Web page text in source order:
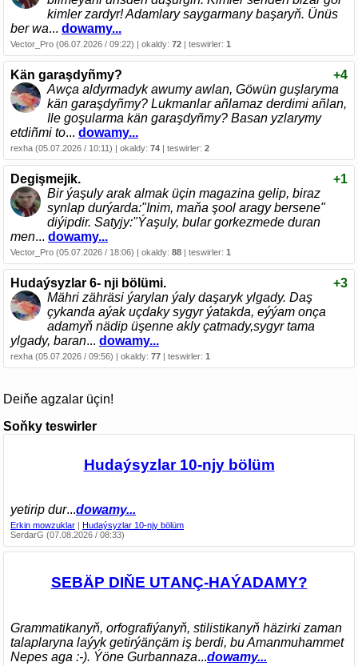
kimler zardyr! Adamlary saygarmany başaryň. Ünüs
ber wa... dowamy...
Vector_Pro (06.07.2026 / 09:22) | okaldy: 72 | teswirler: 1
Kän garaşdyñmy?
+4
Awça aldyrmadyk awumy awlan, Göwün guşlaryma
kän garaşdyñmy? Lukmanlar añlamaz derdimi añlan,
Ile goşularma kän garaşdyñmy? Basan yzlarymy
etdiñmi to... dowamy...
rexha (05.07.2026 / 10:11) | okaldy: 74 | teswirler: 2
Degişmejik.
+1
Bir ýaşuly arak almak üçin magazina gelip, biraz
synlap durýarda:"Inim, maňa şool aragy bersene"
diýipdir. Satyjy:"Ýaşuly, bular gorkezmede duran
men... dowamy...
Vector_Pro (05.07.2026 / 18:06) | okaldy: 88 | teswirler: 1
Hudaýsyzlar 6- nji bölümi.
+3
Mähri zähräsi ýarylan ýaly daşaryk ylgady. Daş
çykanda aýak uçdaky sygyr ýatakda, eýýam onça
adamyň nädip üşenne akly çatmady,sygyr tama
ylgady, baran... dowamy...
rexha (05.07.2026 / 09:56) | okaldy: 77 | teswirler: 1
Deiňe agzalar üçin!
Soňky teswirler
Hudaýsyzlar 10-njy bölüm
yetirip dur...dowamy...
Erkin mowzuklar
Hudaýsyzlar 10-njy bölüm
SerdarG (07.08.2026 / 08:33)
SEBÄP DIŇE UTАNÇ-HАÝADАMY?
Grammatikanyň, orfografiýanyň, stilistikanyň häzirki zaman
talaplaryna laýyk getirýänçäm iş berdi, bu Amanmuhammet
Nepes aga :-). Ýöne Gurbannaza...dowamy...